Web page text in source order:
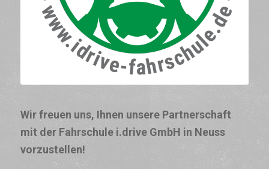
Wir freuen uns, Ihnen unsere Partnerschaft
mit der Fahrschule i.drive GmbH in Neuss
vorzustellen!